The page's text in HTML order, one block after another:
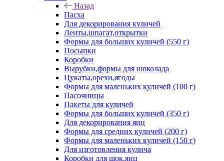
Назад
Пасха
Для декорирования куличей
Ленты,шпагат,открытки
Формы для больших куличей (550 г)
Посыпки
Коробки
Вырубки,формы для шоколада
Цукаты,орехи,ягоды
Формы для маленьких куличей (100 г)
Пасочницы
Пакеты для куличей
Формы для больших куличей (350 г)
Для декорирования яиц
Формы для средних куличей (200 г)
Формы для маленьких куличей (150 г)
Для изготовления кулича
Коробки для шок.яиц